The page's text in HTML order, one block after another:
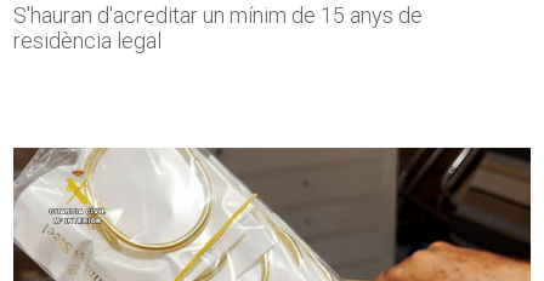
S'hauran d'acreditar un mínim de 15 anys de
residència legal